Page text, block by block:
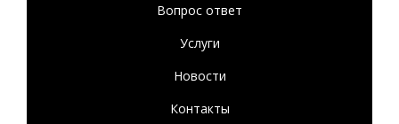
Вопрос ответ
Услуги
Новости
Контакты